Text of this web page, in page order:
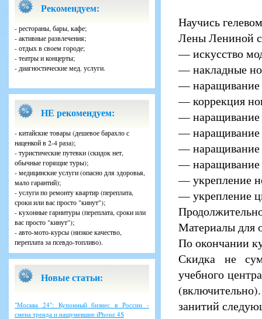
Рекомендуем:
- рестораны, бары, кафе;
- активные развлечения;
- отдых в своем городе;
- театры и концерты;
- диагностические мед. услуги.
НЕ рекомендуем:
- китайские товары (дешевое барахло с
наценкой в 2-4 раза);
- туристические путевки (скидок нет,
обычные горящие туры);
- медицинские услуги (опасно для здоровья,
мало гарантий);
- услуги по ремонту квартир (переплата,
сроки или вас просто "кинут");
- кухонные гарнитуры (переплата, сроки или
вас просто "кинут");
- авто-мото-курсы (низкое качество,
переплата за псевдо-топливо).
Новые статьи:
"Москва 24": Купонный бизнес в России -
смена тренда и нашумевшие iPhone 4S
Научись
Лены Лениной
— искусство
— накладные
— наращивание
— коррекция
— наращивание
— наращивание
— наращивание
— наращивание
— укрепление
— укрепление
Материалы для
По окончании
Скидка не
учебного
занитий